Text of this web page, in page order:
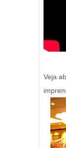
Veja